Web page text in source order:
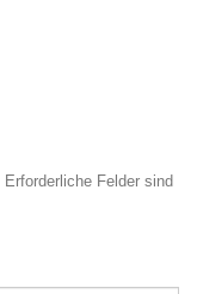
Erforderliche Felder sind